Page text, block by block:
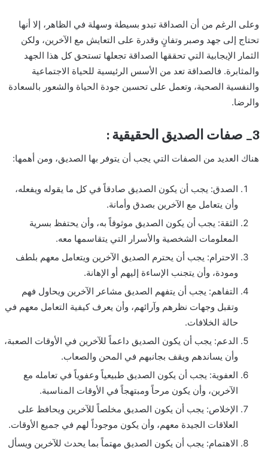
وعلى الرغم من أن الصداقة تبدو بسيطة وسهلة في الظاهر، إلا أنها
تحتاج إلى جهد وصبر وتفانٍ وقدرة على التعايش مع الآخرين، ولكن
الثمار الإيجابية التي تحققها الصداقة تجعلها تستحق كل هذا الجهد
والمثابرة. فالصداقة تعد من الأسس الرئيسية للحياة الاجتماعية
والنفسية الصحية، وتعمل على تحسين جودة الحياة والشعور بالسعادة
والرضا.
3_ صفات الصديق الحقيقية :
هناك العديد من الصفات التي يجب أن يتوفر بها الصديق، ومن أهمها:
الصدق: يجب أن يكون الصديق صادقاً في كل ما يقوله ويفعله،
وأن يتعامل مع الآخرين بصدق وأمانة.
الثقة: يجب أن يكون الصديق موثوقاً به، وأن يحتفظ بسرية
المعلومات الشخصية والأسرار التي يتقاسمها معه.
الاحترام: يجب أن يحترم الصديق الآخرين ويتعامل معهم بلطف
ومودة، وأن يتجنب الإساءة إليهم أو الإهانة.
التفاهم: يجب أن يتفهم الصديق مشاعر الآخرين ويحاول فهم
وتقبل وجهات نظرهم وآرائهم، وأن يعرف كيفية التعامل معهم في
حالة الخلافات.
الدعم: يجب أن يكون الصديق داعماً للآخرين في الأوقات الصعبة،
وأن يساندهم ويقف بجانبهم في المحن والصعاب.
العفوية: يجب أن يكون الصديق طبيعياً وعفوياً في تعامله مع
الآخرين، وأن يكون مرحاً ومبتهجاً في الأوقات المناسبة.
الإخلاص: يجب أن يكون الصديق مخلصاً للآخرين ويحافظ على
العلاقات الجيدة معهم، وأن يكون موجوداً لهم في جميع الأوقات.
الاهتمام: يجب أن يكون الصديق مهتماً بما يحدث للآخرين ويسأل